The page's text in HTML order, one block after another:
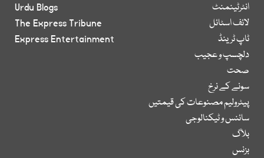
انٹرٹینمنٹ
لائف اسٹائل
ٹاپ ٹرینڈ
دلچسپ و عجیب
صحت
سونے کے نرخ
پیٹرولیم مصنوعات کی قیمتیں
سائنس و ٹیکنالوجی
بلاگ
بزنس
Urdu Blogs
The Express Tribune
Express Entertainment